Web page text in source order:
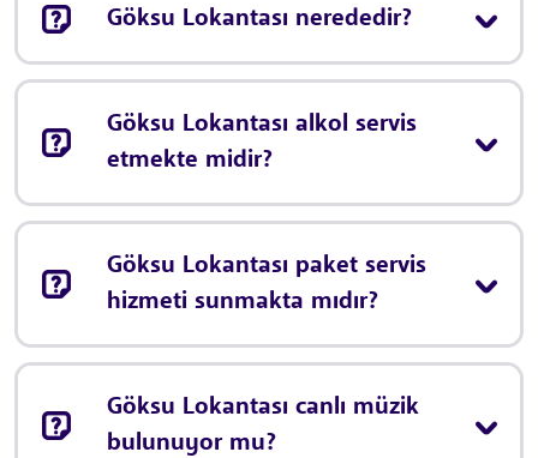
Göksu Lokantası nerededir?
Göksu Lokantası alkol servis
etmekte midir?
Göksu Lokantası paket servis
hizmeti sunmakta mıdır?
Göksu Lokantası canlı müzik
bulunuyor mu?